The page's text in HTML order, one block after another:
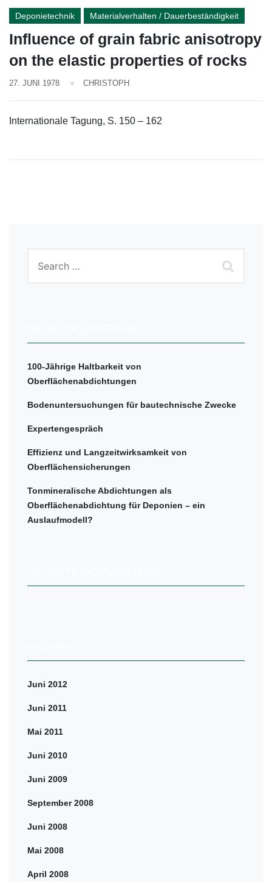
Deponietechnik Materialverhalten / Dauerbeständigkeit
Influence of grain fabric anisotropy
on the elastic properties of rocks
27. JUNI 1978 CHRISTOPH
Internationale Tagung, S. 150 – 162
100-Jährige Haltbarkeit von
Oberflächenabdichtungen
Bodenuntersuchungen für bautechnische Zwecke
Expertengespräch
Effizienz und Langzeitwirksamkeit von
Oberflächensicherungen
Tonmineralische Abdichtungen als
Oberflächenabdichtung für Deponien – ein
Auslaufmodell?
Juni 2012
Juni 2011
Mai 2011
Juni 2010
Juni 2009
September 2008
Juni 2008
Mai 2008
April 2008